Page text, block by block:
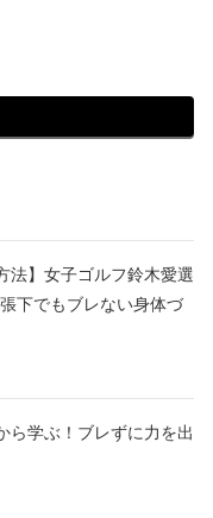
法】女子ゴルフ鈴木愛選
下でもブレない身体づ
ら学ぶ！ブレずに力を出